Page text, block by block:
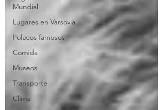
Mundial
Lugares en Varsovia
Polacos famosos
Comida
Museos
Transporte
Clima